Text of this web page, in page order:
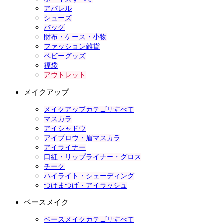
アパレル
シューズ
バッグ
財布・ケース・小物
ファッション雑貨
ベビーグッズ
福袋
アウトレット
メイクアップ
メイクアップカテゴリすべて
マスカラ
アイシャドウ
アイブロウ・眉マスカラ
アイライナー
口紅・リップライナー・グロス
チーク
ハイライト・シェーディング
つけまつげ・アイラッシュ
ベースメイク
ベースメイクカテゴリすべて